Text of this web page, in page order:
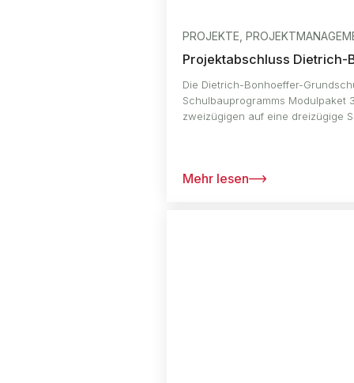
PROJEKTE,
Projektabschluss
Die Dietrich-Bonhoeffer-
Schulbauprogramms Modulpaket
zweizügigen auf eine dreizügige
Mehr lesen